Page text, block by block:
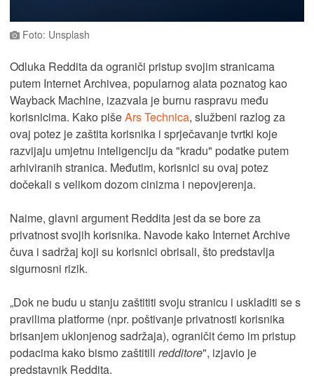
Foto: Unsplash
Odluka Reddita da ograniči pristup svojim stranicama
putem Internet Archivea, popularnog alata poznatog kao
Wayback Machine, izazvala je burnu raspravu među
korisnicima. Kako pišeArs Technica, službeni razlog za
ovaj potez je zaštita korisnika i sprječavanje tvrtki koje
razvijaju umjetnu inteligenciju da "kradu" podatke putem
arhiviranih stranica. Međutim, korisnici su ovaj potez
dočekali s velikom dozom cinizma i nepovjerenja.
Naime, glavni argument Reddita jest da se bore za
privatnost svojih korisnika. Navode kako Internet Archive
čuva i sadržaj koji su korisnici obrisali, što predstavlja
sigurnosni rizik.
„Dok ne budu u stanju zaštititi svoju stranicu i uskladiti se s
pravilima platforme (npr. poštivanje privatnosti korisnika
brisanjem uklonjenog sadržaja), ograničit ćemo im pristup
podacima kako bismo zaštitili redditore", izjavio je
predstavnik Reddita.